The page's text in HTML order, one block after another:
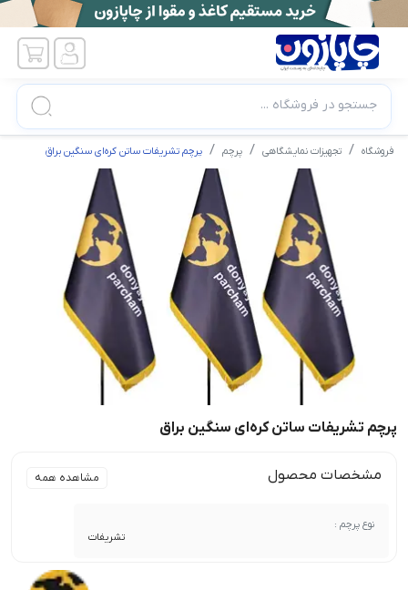
جستجو در فروشگاه ...
فروشگاه تجهیزات نمایشگاهی پرچم پرچم تشریفات ساتن کره‌ای سنگین براق
پرچم تشریفات ساتن کره‌ای سنگین براق
مشخصات محصول مشاهده همه
نوع پرچم :
تشریفات